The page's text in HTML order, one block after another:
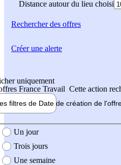
Distance autour du lieu choisi
Rechercherdes offres
uniquement
France Travail Cette action
filtres de Date de création de
création de l'offre
Un jour
Trois jours
Une semaine
Créer une alerte